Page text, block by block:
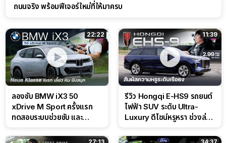
xDrive M Sport ครั้งแรก
ทดสอบระบบช่วยขับ และ
Performance แบบจัดเต็มใน
สนาม
ไฟฟ้า SUV ระดับ Ultra-
Luxury ดีไซน์หรูหรา ช่วงล่าง
CDC นุ่มหนึบเหนือระดับ
27:13 34:37